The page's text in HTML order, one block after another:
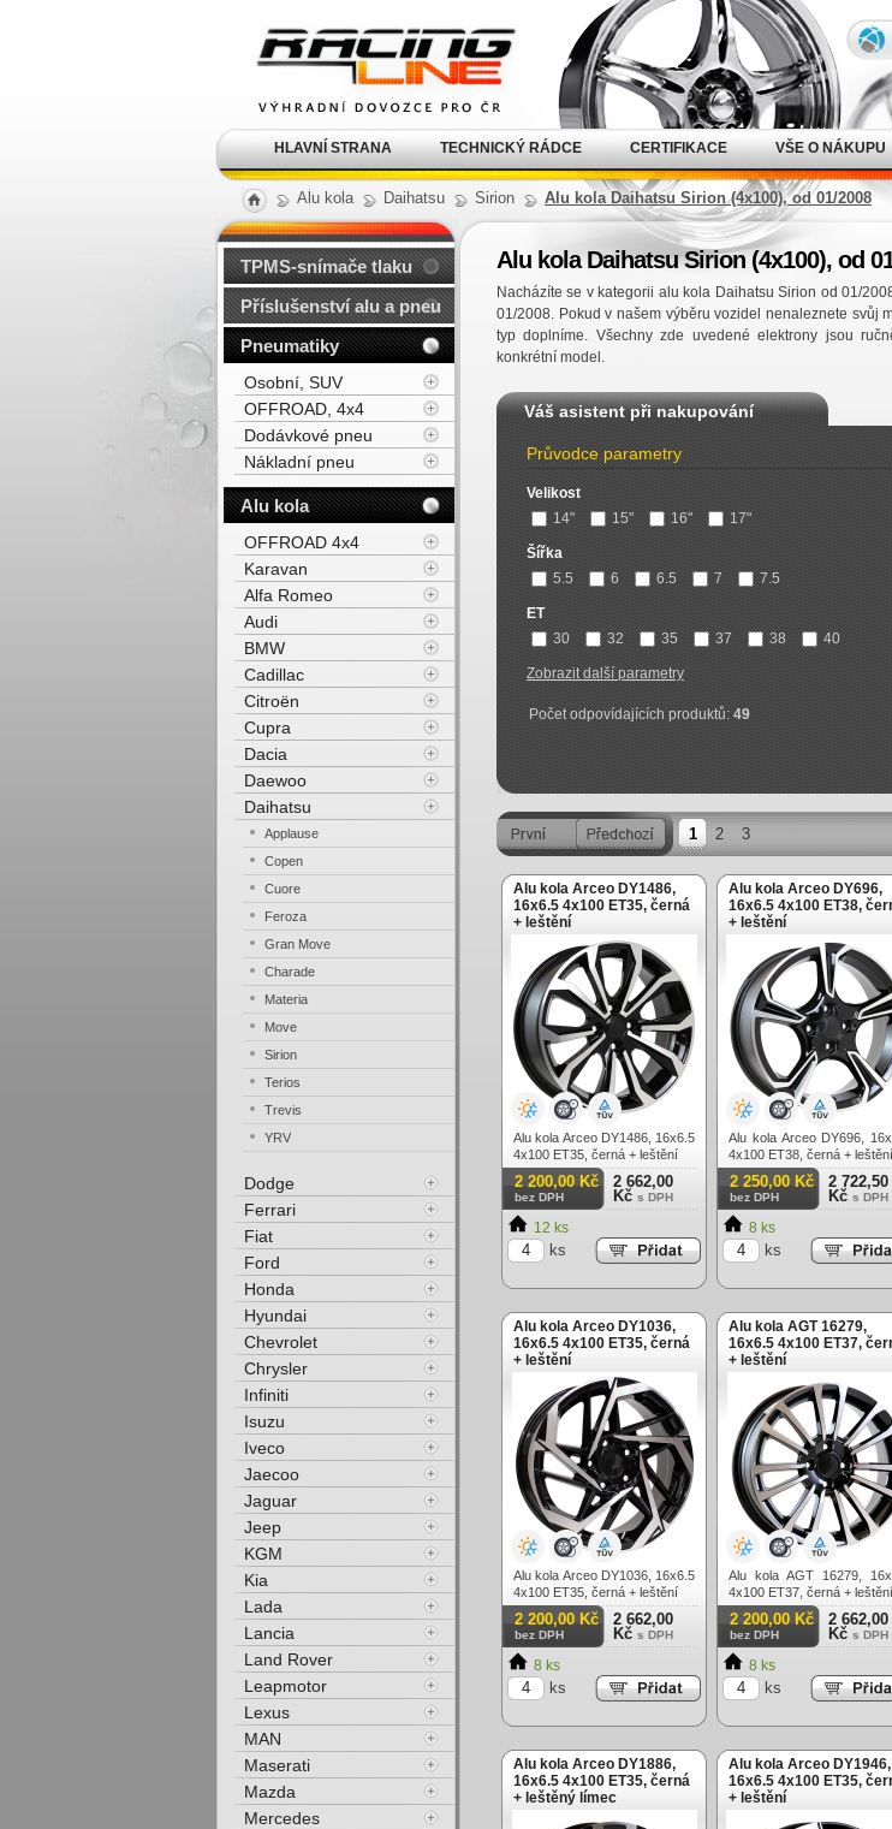
Alu kola Daihatsu Sirion Alu kola Daihatsu Sirion (4x100), od 01/2008
Alu kola Daihatsu Sirion (4x100), od
Nacházíte se v kategorii alu kola Daihatsu Sirion od 01/
01/2008. Pokud v našem výběru vozidel nenaleznete svůj
typ doplníme. Všechny zde uvedené elektrony jsou
konkrétní model.
Váš asistent při nakupování
Průvodce parametry
Velikost
14"
15" 16" 17"
Šířka
5.5
6 6.5 7 7.5
ET
30
32 35 37 38 40
Zobrazit další parametry
Počet odpovídajících produktů:49
1 2 3
Alu kola Arceo DY1486,
16x6.5 4x100 ET35, černá
+ leštění
Alu kola Arceo DY1486, 16x6.5
4x100 ET35, černá + leštění
2 200,00 Kč
bez DPH
2 662,00
Kč s DPH
12 ks
ks
Alu kola Arceo DY696,
16x6.5 4x100 ET38,
+ leštění
Alu kola Arceo DY696,
4x100 ET38, černá + leštění
2 250,00 Kč
bez DPH
2 722,50
Kč s DPH
8 ks
ks
Alu kola Arceo DY1036,
16x6.5 4x100 ET35, černá
+ leštění
Alu kola Arceo DY1036, 16x6.5
4x100 ET35, černá + leštění
2 200,00 Kč
bez DPH
2 662,00
Kč s DPH
8 ks
ks
Alu kola AGT 16279,
16x6.5 4x100 ET37,
+ leštění
Alu kola AGT 16279,
4x100 ET37, černá + leštění
2 200,00 Kč
bez DPH
2 662,00
Kč s DPH
8 ks
ks
Alu kola Arceo DY1886,
16x6.5 4x100 ET35, černá
+ leštěný límec
Alu kola Arceo DY1946,
16x6.5 4x100 ET35,
+ leštění
TPMS-snímače tlaku
Příslušenství alu a pneu
Pneumatiky
Osobní, SUV
OFFROAD, 4x4
Dodávkové pneu
Nákladní pneu
Alu kola
OFFROAD 4x4
Karavan
Alfa Romeo
Audi
BMW
Cadillac
Citroën
Cupra
Dacia
Daewoo
Daihatsu
Applause
Copen
Cuore
Feroza
Gran Move
Charade
Materia
Move
Sirion
Terios
Trevis
YRV
Dodge
Ferrari
Fiat
Ford
Honda
Hyundai
Chevrolet
Chrysler
Infiniti
Isuzu
Iveco
Jaecoo
Jaguar
Jeep
KGM
Kia
Lada
Lancia
Land Rover
Leapmotor
Lexus
MAN
Maserati
Mazda
Mercedes
kola Racing Line
HLAVNÍ STRANA TECHNICKÝ RÁDCE CERTIFIKACE VŠE O NÁKUPU